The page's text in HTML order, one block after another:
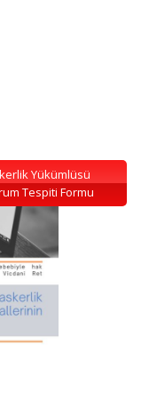
Yükümlüsü
Tespiti Formu